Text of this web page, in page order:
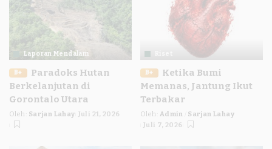
Laporan Mendalam
B+
Paradoks Hutan
Berkelanjutan di
Gorontalo Utara
Posted
by
Oleh: Sarjan Lahay Juli 21, 2026
B+
Ketika Bumi
Memanas, Jantung Ikut
Terbakar
Posted
by
Oleh: Admin
Sarjan Lahay
Juli 7, 2026